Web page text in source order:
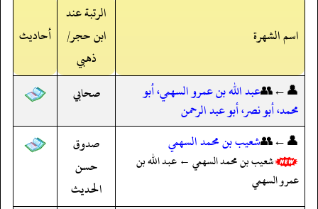
اسم الشهرة
الرتبة عند
ابن حجر/
ذهبي
أحاديث
👤←👥عبد الله بن عمرو السهمي، أبو
محمد، أبو نصر، أبو عبد الرحمن
صحابي
👤←👥شعيب بن محمد السهمي
شعيب بن محمد السهمي ← عبد الله بن
عمرو السهمي
صدوق
حسن
الحديث